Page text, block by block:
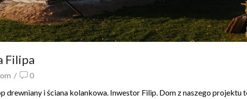
Filipa
/
0
i ściana kolankowa. Inwestor Filip. Dom z naszego projektu